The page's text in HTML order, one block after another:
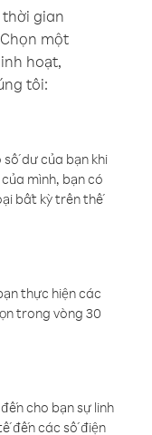
thời gian
một
hoạt,
tôi:
dư của bạn khi
mình, bạn có
bất kỳ trên thế
thực hiện các
trong vòng 30
cho bạn sự linh
đến các số điện